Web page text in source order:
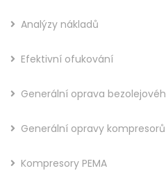
Analýzy nákladů
Efektivní ofukování
Generální oprava
Generální opravy kompresorů
Kompresory PEMA